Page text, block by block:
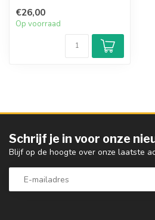
€26,00
Op voorraad
Schrijf je in voor onze
Blijf op de hoogte over onze laatste